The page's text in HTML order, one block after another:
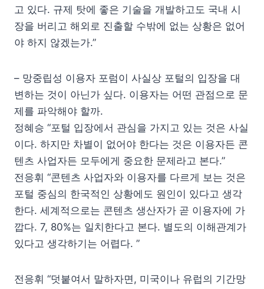
고 있다. 규제 탓에 좋은 기술을 개발하고도 국내 시
장을 버리고 해외로 진출할 수밖에 없는 상황은 없어
야 하지 않겠는가.”
– 망중립성 이용자 포럼이 사실상 포털의 입장을 대
변하는 것이 아닌가 싶다. 이용자는 어떤 관점으로 문
제를 파악해야 할까.
정혜승 “포털 입장에서 관심을 가지고 있는 것은 사실
이다. 하지만 차별이 없어야 한다는 것은 이용자든 콘
텐츠 사업자든 모두에게 중요한 문제라고 본다.”
전응휘 “콘텐츠 사업자와 이용자를 다르게 보는 것은
포털 중심의 한국적인 상황에도 원인이 있다고 생각
한다. 세계적으로는 콘텐츠 생산자가 곧 이용자에 가
깝다. 7, 80%는 일치한다고 본다. 별도의 이해관계가
있다고 생각하기는 어렵다. ”
전응휘 “덧붙여서 말하자면, 미국이나 유럽의 기간망